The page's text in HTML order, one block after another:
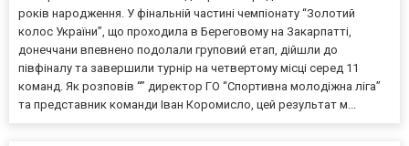
років народження. У фінальній частині чемпіонату “Золотий
колос України”, що проходила в Береговому на Закарпатті,
донеччани впевнено подолали груповий етап, дійшли до
півфіналу та завершили турнір на четвертому місці серед 11
команд. Як розповів “” директор ГО “Спортивна молодіжна ліга”
та представник команди Іван Коромисло, цей результат м...